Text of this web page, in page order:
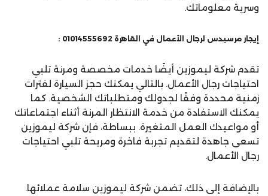
وسرية معلوماتك.
إيجار مرسيدس لرجال الأعمال في القاهرة 01014555692 :
تقدم شركة ليموزين أيضًا خدمات مخصصة ومرنة تلبي
احتياجات رجال الأعمال. بالتالي يمكنك حجز السيارة لفترات
زمنية محددة وفقًا لجدولك ومتطلباتك الشخصية. كما
يمكنك الاستفادة من خدمة الانتظار المرنة أثناء اجتماعاتك
أو مواعيدك العمل المتغيرة. ببساطة، فإن شركة ليموزين
تسعى جاهدة لتقديم تجربة فاخرة ومريحة تلبي احتياجات
رجال الأعمال.
بالإضافة إلى ذلك، تضمن شركة ليموزين سلامة عملائها.